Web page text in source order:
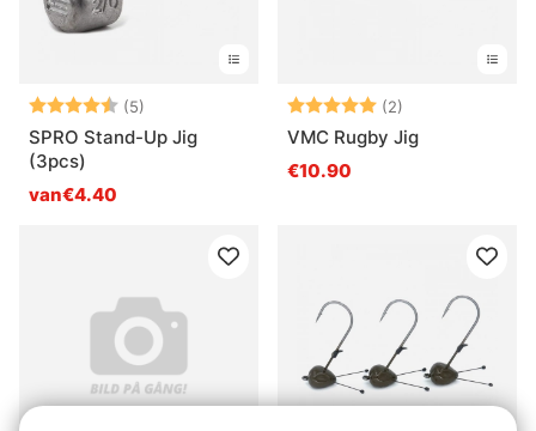
Beoordeling:
(5)
SPRO Stand-Up Jig
(3pcs)
van€4.40
Beoordeling:
(2)
VMC Rugby Jig
€10.90